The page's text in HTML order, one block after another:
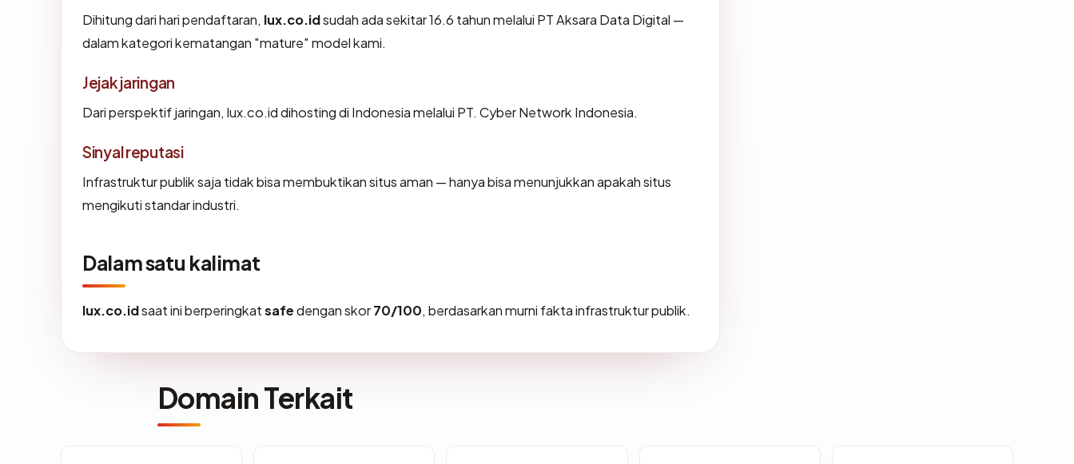
Dihitung dari hari pendaftaran, lux.co.idsudah ada sekitar 16.6 tahun melalui PT Aksara Data Digital —
dalam kategori kematangan "mature" model kami.
Jejak jaringan
Dari perspektif jaringan, lux.co.id dihosting di Indonesia melalui PT. Cyber Network Indonesia.
Sinyal reputasi
Infrastruktur publik saja tidak bisa membuktikan situs aman — hanya bisa menunjukkan apakah situs
mengikuti standar industri.
Dalam satu kalimat
lux.co.idsaat ini berperingkatsafedengan skor70/100, berdasarkan murni fakta infrastruktur publik.
Domain Terkait